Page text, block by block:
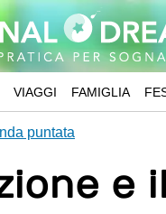
VIAGGI FAMIGLIA
puntata
e